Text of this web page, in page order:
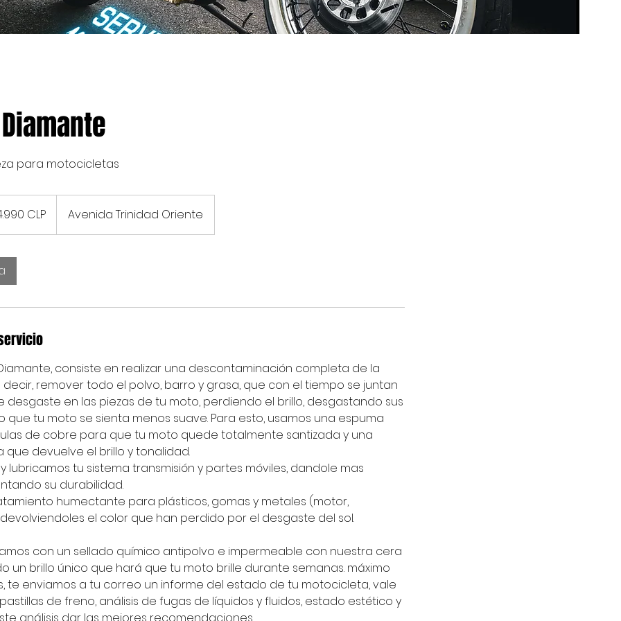
para motocicletas
CLP Avenida Trinidad Oriente
consiste en realizar una descontaminación completa de la
remover todo el polvo, barro y grasa, que con el tiempo se juntan
desgaste en las piezas de tu moto, perdiendo el brillo, desgastando sus
que tu moto se sienta menos suave. Para esto, usamos una espuma
de cobre para que tu moto quede totalmente santizada y una
que devuelve el brillo y tonalidad.
lubricamos tu sistema transmisión y partes móviles, dandole mas
su durabilidad.
humectante para plásticos, gomas y metales (motor,
el color que han perdido por el desgaste del sol.
con un sellado químico antipolvo e impermeable con nuestra cera
un brillo único que hará que tu moto brille durante semanas. máximo
te enviamos a tu correo un informe del estado de tu motocicleta, vale
de freno, análisis de fugas de líquidos y fluidos, estado estético y